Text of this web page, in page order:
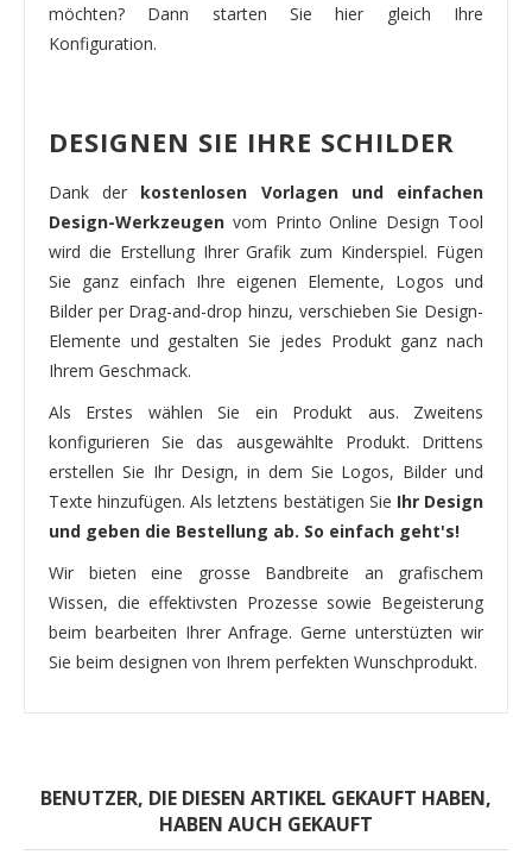
möchten? Dann starten Sie hier gleich Ihre
Konfiguration.
DESIGNEN SIE IHRE SCHILDER
Dank der kostenlosen Vorlagen und einfachen
Design-Werkzeugen vom Printo Online Design Tool
wird die Erstellung Ihrer Grafik zum Kinderspiel. Fügen
Sie ganz einfach Ihre eigenen Elemente, Logos und
Bilder per Drag-and-drop hinzu, verschieben Sie Design-
Elemente und gestalten Sie jedes Produkt ganz nach
Ihrem Geschmack.
Als Erstes wählen Sie ein Produkt aus. Zweitens
konfigurieren Sie das ausgewählte Produkt. Drittens
erstellen Sie Ihr Design, in dem Sie Logos, Bilder und
Texte hinzufügen. Als letztens bestätigen Sie Ihr Design
und geben die Bestellung ab. So einfach geht's!
Wir bieten eine grosse Bandbreite an grafischem
Wissen, die effektivsten Prozesse sowie Begeisterung
beim bearbeiten Ihrer Anfrage. Gerne unterstüzten wir
Sie beim designen von Ihrem perfekten Wunschprodukt.
BENUTZER, DIE DIESEN ARTIKEL GEKAUFT HABEN,
HABEN AUCH GEKAUFT